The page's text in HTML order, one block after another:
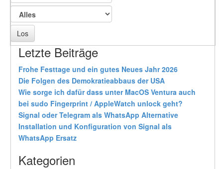
Letzte Beiträge
Frohe Festtage und ein gutes Neues Jahr 2026
Die Folgen des Demokratieabbaus der USA
Wie sorge ich dafür dass unter MacOS Ventura auch
bei sudo Fingerprint / AppleWatch unlock geht?
Signal oder Telegram als WhatsApp Alternative
Installation und Konfiguration von Signal als
WhatsApp Ersatz
Kategorien